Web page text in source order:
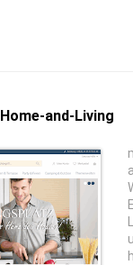
Home-and-Living